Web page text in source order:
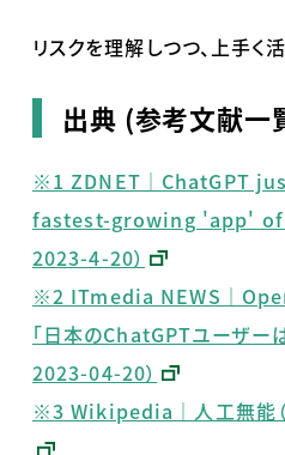
リスクを理解しつつ、上手く
出典 (参考文献一
※1 ZDNET｜ChatGPT
fastest-growing 'app' of
2023-4-20）
※2 ITmedia NEWS｜
「日本のChatGPTユーザー
2023-04-20）
※3 Wikipedia｜人工無能（